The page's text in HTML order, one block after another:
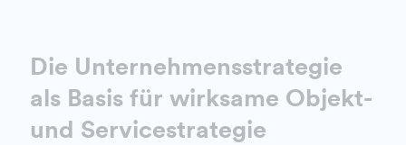
Die Unternehmensstrategie
als Basis für wirksame Objekt-
und Servicestrategie